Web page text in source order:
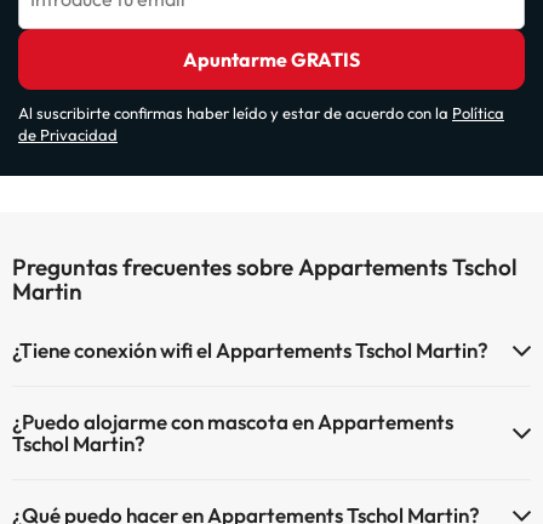
Apuntarme GRATIS
Al suscribirte confirmas haber leído y estar de acuerdo con la Política
de Privacidad
Preguntas frecuentes sobre Appartements Tschol
Martin
¿Tiene conexión wifi el Appartements Tschol Martin?
¿Puedo alojarme con mascota en Appartements
Tschol Martin?
¿Qué puedo hacer en Appartements Tschol Martin?